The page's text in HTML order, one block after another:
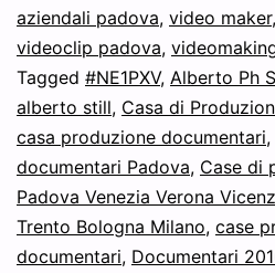
aziendali padova, video maker,
videoclip padova,
Tagged #NE1PXV, Alberto Ph
alberto still, Casa di
casa produzione documentari,
documentari Padova, Case di
Padova Venezia Verona
Trento Bologna Milano, case
documentari, Documentari